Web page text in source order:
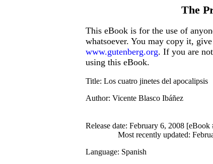
The
This eBook is for the use of
whatsoever. You may copy it,
www.gutenberg.org. If you are
using this eBook.
Title: Los cuatro jinetes del apocalipsis
Author: Vicente Blasco Ibáñez
Release date: February 6, 2008 [eBook
Most recently updated:
Language: Spanish